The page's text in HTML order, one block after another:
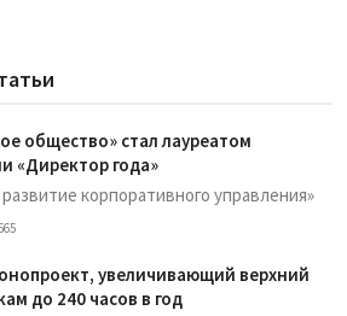
общество» стал лауреатом
«Директор года»
корпоративного управления»
увеличивающий верхний
до 240 часов в год